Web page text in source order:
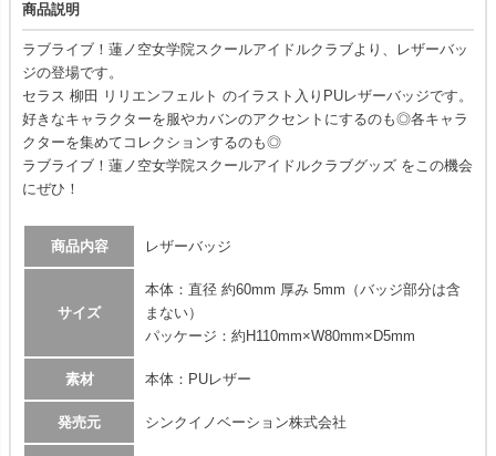
商品説明
ラブライブ！蓮ノ空女学院スクールアイドルクラブより、レザーバッ
ジの登場です。
セラス 柳田 リリエンフェルト のイラスト入りPUレザーバッジです。
好きなキャラクターを服やカバンのアクセントにするのも◎各キャラ
クターを集めてコレクションするのも◎
ラブライブ！蓮ノ空女学院スクールアイドルクラブグッズ をこの機会
にぜひ！
商品内容 レザーバッジ
サイズ
本体：直径 約60mm 厚み 5mm（バッジ部分は含
まない）
パッケージ：約H110mm×W80mm×D5mm
素材 本体：PUレザー
発売元 シンクイノベーション株式会社